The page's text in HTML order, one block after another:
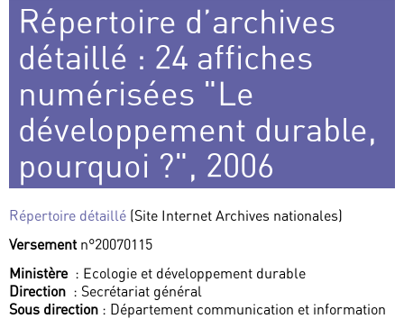
Répertoire d’archives
détaillé : 24 affiches
numérisées "Le
développement durable,
pourquoi ?", 2006
Répertoire détaillé (Site Internet Archives nationales)
Versement n°20070115
Ministère : Ecologie et développement durable
Direction : Secrétariat général
Sous direction : Département communication et information